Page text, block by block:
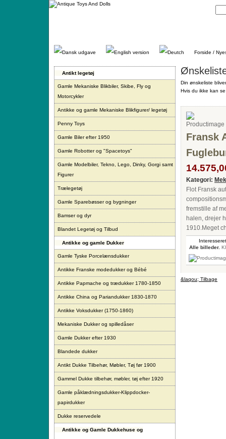
Gå
Forside /
Antikt legetøj
Gamle Mekaniske Blikbiler, Skibe, Fly og
Motorcykler
Antikke og gamle Mekaniske Blikfigurer/ legetøj
Penny Toys
Gamle Biler efter 1950
Gamle Robotter og "Spacetoys"
Gamle Modelbiler, Tekno, Lego, Dinky, Gorgi samt
Figurer
Trælegetøj
Gamle Sparebøsser og bygninger
Bamser og dyr
Blandet Legetøj og Tilbud
Antikke og gamle Dukker
Gamle Tyske Porcelænsdukker
Antikke Franske modedukker og Bébé
Antikke Papmache og trædukker 1780-1850
Antikke China og Pariandukker 1830-1870
Antikke Voksdukker (1750-1860)
Mekaniske Dukker og spilledåser
Gamle Dukker efter 1930
Blandede dukker
Antikt Dukke Tilbehør, Møbler, Tøj før 1900
Gammel Dukke tilbehør, møbler, tøj efter 1920
Gamle påklædningsdukker-Klippdocker-
papirdukker
Dukke reservedele
Antikke og Gamle Dukkehuse og
Din ønskeliste
Hvis du ikke kan
Fransk
Kategori:
Flot Fransk
fremstille af
halen, drejer
1910.Meget
Alle billeder.
&laqou; Tilbage